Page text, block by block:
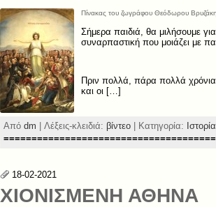
Πίνακας του ζωγράφου Θεόδωρου
Σήμερα παιδιά, θα μιλήσουμε
συναρπαστική που μοιάζει με
Πριν πολλά, πάρα πολλά
και οι […]
Από dm | Λέξεις-κλειδιά: βίντεο| Κατηγορία: Ιστορία
18-02-2021
ΧΙΟΝΙΣΜΕΝΗ ΑΘΗΝΑ